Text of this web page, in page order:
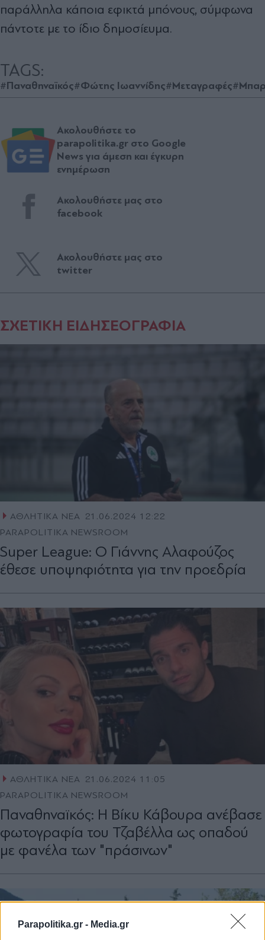
Parapolitika.gr - Media.gr
παράλληλα κάποια εφικτά μπόνους, σύμφωνα
πάντοτε με το ίδιο δημοσίευμα.
TAGS:
#Παναθηναϊκός#Φώτης Ιωαννίδης#Μεταγραφές
Ακολουθήστε το
parapolitika.gr στο Google
News για άμεση και έγκυρη
ενημέρωση
Ακολουθήστε μας στο
facebook
Ακολουθήστε μας στο
twitter
ΣΧΕΤΙΚΗ ΕΙΔΗΣΕΟΓΡΑΦΙΑ
ΑΘΛΗΤΙΚΑ ΝΕΑ
21.06.2024 12:22
PARAPOLITIKA NEWSROOM
Super League: Ο Γιάννης Αλαφούζος
έθεσε υποψηφιότητα για την προεδρία
ΑΘΛΗΤΙΚΑ ΝΕΑ 21.06.2024 11:05
PARAPOLITIKA NEWSROOM
Παναθηναϊκός: Η Βίκυ Κάβουρα ανέβασε
φωτογραφία του Τζαβέλλα ως οπαδού
με φανέλα των "πράσινων"